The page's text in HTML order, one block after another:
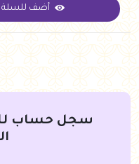
جنيه
أضف للسلة
سجل حساب